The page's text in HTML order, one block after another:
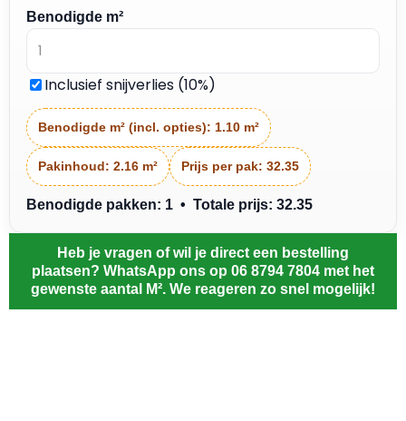
Benodigde m²
Inclusief snijverlies (10%)
Benodigde m² (incl. opties): 1.10 m²
Pakinhoud: 2.16 m² Prijs per pak: 32.35
Benodigde pakken: 1 • Totale prijs: 32.35
Heb je vragen of wil je direct een bestelling
plaatsen? WhatsApp ons op 06 8794 7804 met het
gewenste aantal M². We reageren zo snel mogelijk!